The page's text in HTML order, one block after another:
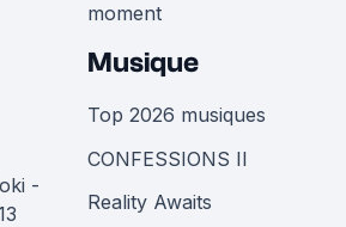
moment
-
Musique
Top 2026 musiques
CONFESSIONS II
Reality Awaits